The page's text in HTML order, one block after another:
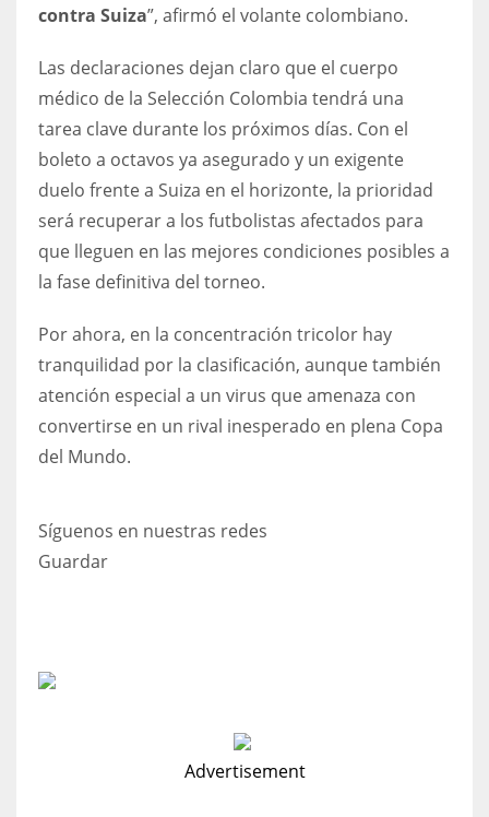
contra Suiza”, afirmó el volante colombiano.
Las declaraciones dejan claro que el cuerpo
médico de la Selección Colombia tendrá una
tarea clave durante los próximos días. Con el
boleto a octavos ya asegurado y un exigente
duelo frente a Suiza en el horizonte, la prioridad
será recuperar a los futbolistas afectados para
que lleguen en las mejores condiciones posibles a
la fase definitiva del torneo.
Por ahora, en la concentración tricolor hay
tranquilidad por la clasificación, aunque también
atención especial a un virus que amenaza con
convertirse en un rival inesperado en plena Copa
del Mundo.
Síguenos en nuestras redes
Guardar
Advertisement